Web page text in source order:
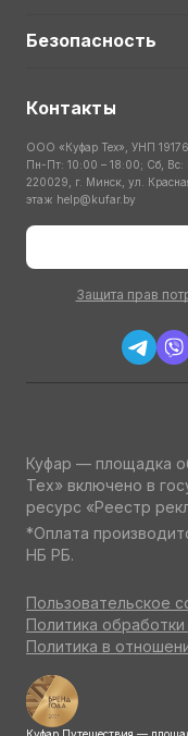
Безопасность
Контакты
ООО «Куфар Тех», УНП
Пн-Пт: 10:00 – 18:00; Сб, Вс:
220029, г. Минск, ул.
этаж help@kufar.by
Защита прав
Куфар — площадка
Тех» включено в
ресурс «Реестр
*Оплата
НБ РБ.
Пользовательское
Политика
Политика в